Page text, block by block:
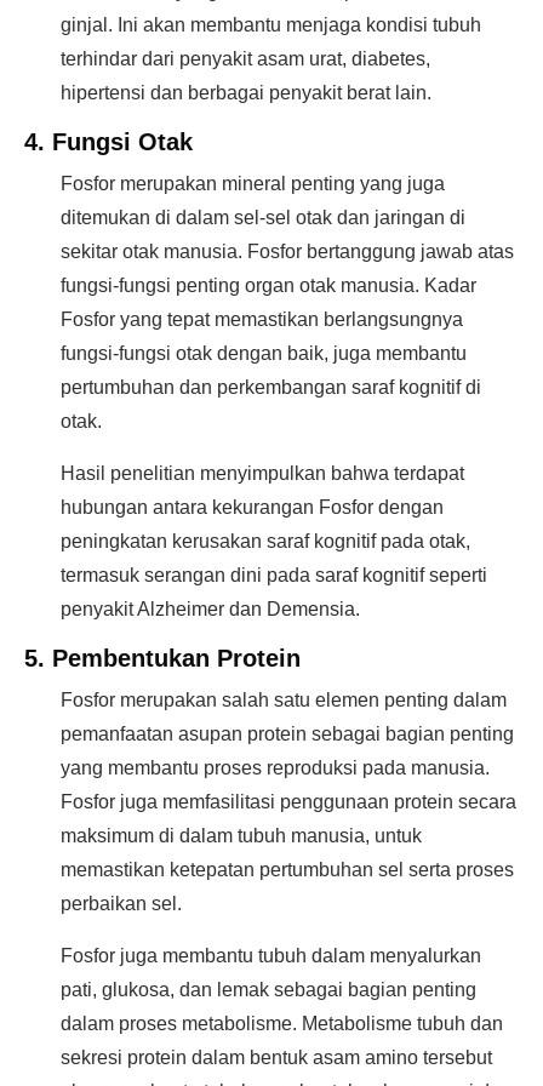
ginjal. Ini akan membantu menjaga kondisi tubuh
terhindar dari penyakit asam urat, diabetes,
hipertensi dan berbagai penyakit berat lain.
4. Fungsi Otak
Fosfor merupakan mineral penting yang juga
ditemukan di dalam sel-sel otak dan jaringan di
sekitar otak manusia. Fosfor bertanggung jawab atas
fungsi-fungsi penting organ otak manusia. Kadar
Fosfor yang tepat memastikan berlangsungnya
fungsi-fungsi otak dengan baik, juga membantu
pertumbuhan dan perkembangan saraf kognitif di
otak.
Hasil penelitian menyimpulkan bahwa terdapat
hubungan antara kekurangan Fosfor dengan
peningkatan kerusakan saraf kognitif pada otak,
termasuk serangan dini pada saraf kognitif seperti
penyakit Alzheimer dan Demensia.
5. Pembentukan Protein
Fosfor merupakan salah satu elemen penting dalam
pemanfaatan asupan protein sebagai bagian penting
yang membantu proses reproduksi pada manusia.
Fosfor juga memfasilitasi penggunaan protein secara
maksimum di dalam tubuh manusia, untuk
memastikan ketepatan pertumbuhan sel serta proses
perbaikan sel.
Fosfor juga membantu tubuh dalam menyalurkan
pati, glukosa, dan lemak sebagai bagian penting
dalam proses metabolisme. Metabolisme tubuh dan
sekresi protein dalam bentuk asam amino tersebut